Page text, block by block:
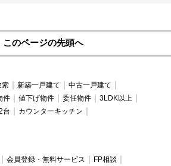
このページの先頭へ
索 新築一戸建て
中古一戸建て
件 値下げ物件 委任物件
3LDK以上
台
カウンターキッチン
会員登録・無料サービス
FP相談